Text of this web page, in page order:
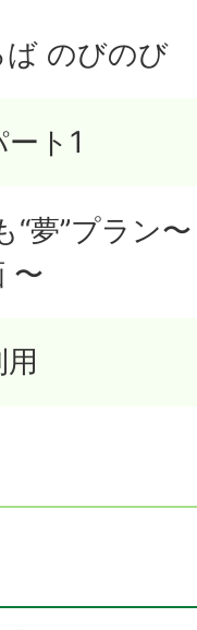
のびのび
ト1
“夢”プラン
〜